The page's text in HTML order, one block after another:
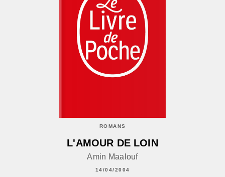
ROMANS
L'AMOUR DE LOIN
Amin Maalouf
14/04/2004